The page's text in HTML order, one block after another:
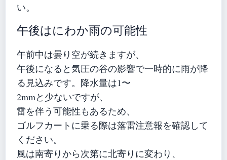
い。
午後はにわか雨の可能性
午前中は曇り空が続きますが、
午後になると気圧の谷の影響で一時的に雨が降
る見込みです。降水量は1〜
2mmと少ないですが、
雷を伴う可能性もあるため、
ゴルフカートに乗る際は落雷注意報を確認して
ください。
風は南寄りから次第に北寄りに変わり、